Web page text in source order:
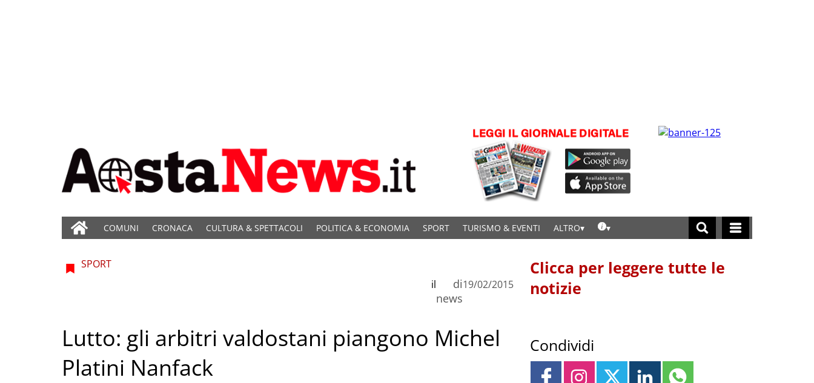
COMUNI CRONACA CULTURA & SPETTACOLI POLITICA & ECONOMIA SPORT TURISMO & EVENTI ALTRO
SPORT
di
news
il 19/02/2015
Lutto: gli arbitri valdostani piangono Michel
Platini Nanfack
Clicca per leggere tutte le
notizie
Condividi